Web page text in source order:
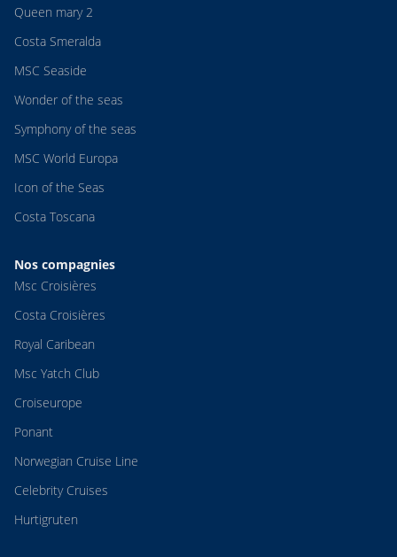
Queen mary 2
Costa Smeralda
MSC Seaside
Wonder of the seas
Symphony of the seas
MSC World Europa
Icon of the Seas
Costa Toscana
Nos compagnies
Msc Croisières
Costa Croisières
Royal Caribean
Msc Yatch Club
Croiseurope
Ponant
Norwegian Cruise Line
Celebrity Cruises
Hurtigruten